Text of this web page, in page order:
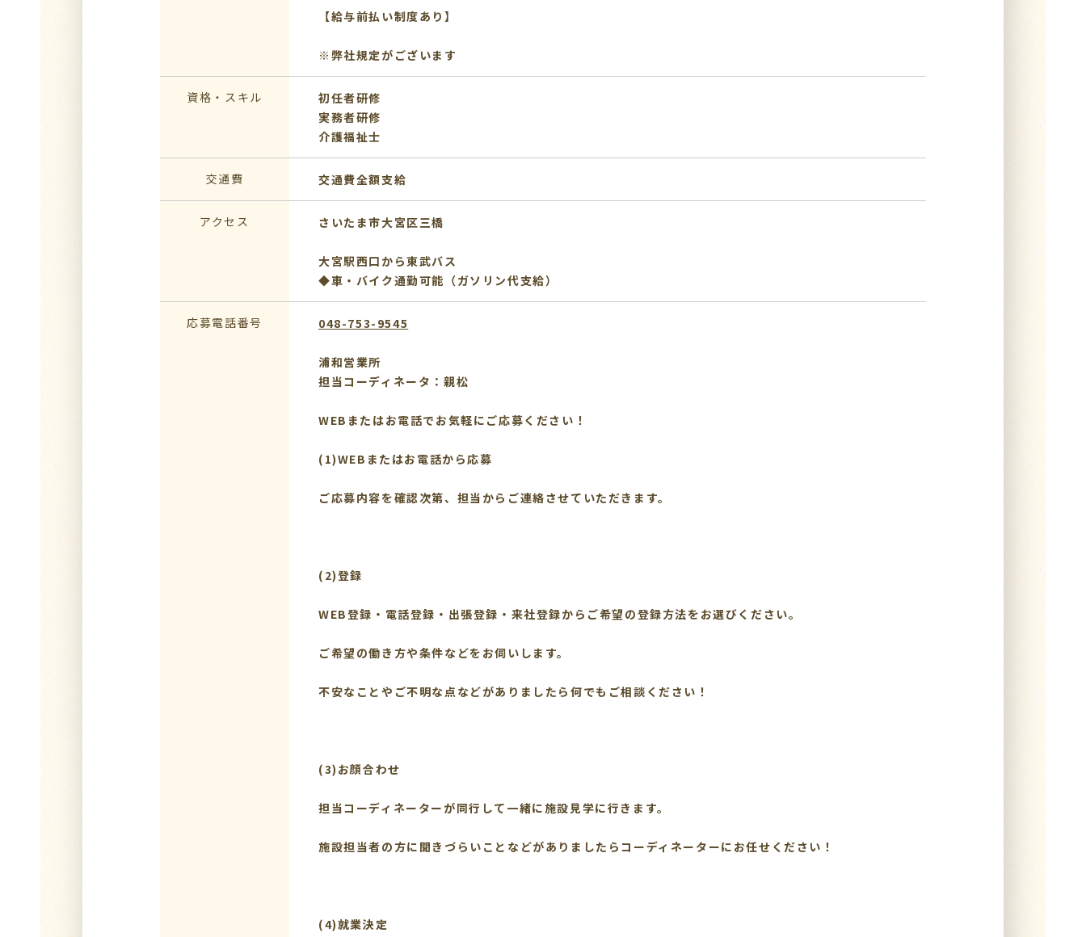
【給与前払い制度あり】
※弊社規定がございます
資格・スキル
初任者研修
実務者研修
介護福祉士
交通費 交通費全額支給
アクセス さいたま市大宮区三橋
大宮駅西口から東武バス
◆車・バイク通勤可能（ガソリン代支給）
応募電話番号 048-753-9545
浦和営業所
担当コーディネータ：親松
WEBまたはお電話でお気軽にご応募ください！
(1)WEBまたはお電話から応募
ご応募内容を確認次第、担当からご連絡させていただきます。
(2)登録
WEB登録・電話登録・出張登録・来社登録からご希望の登録方法をお選びください。
ご希望の働き方や条件などをお伺いします。
不安なことやご不明な点などがありましたら何でもご相談ください！
(3)お顔合わせ
担当コーディネーターが同行して一緒に施設見学に行きます。
施設担当者の方に聞きづらいことなどがありましたらコーディネーターにお任せください！
(4)就業決定